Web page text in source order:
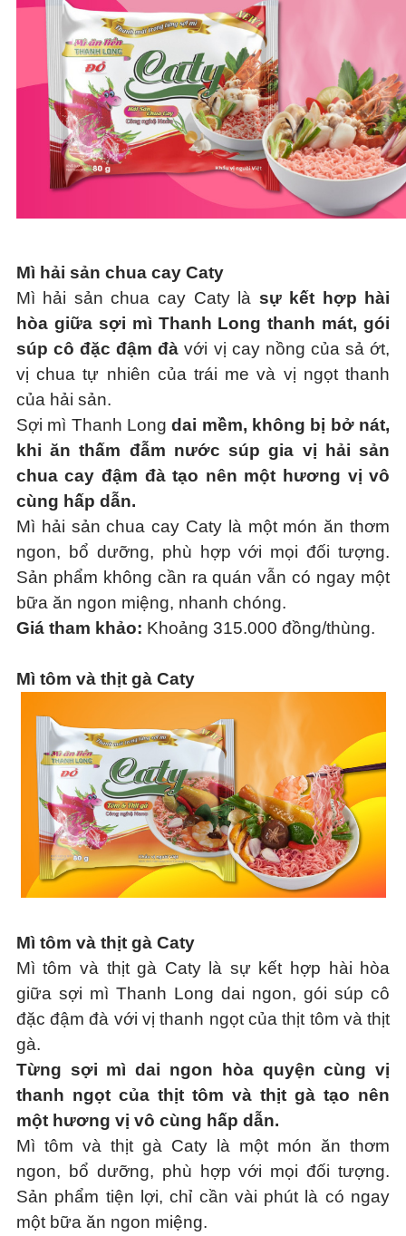
Mì hải sản chua cay Caty
Mì hải sản chua cay Caty là sự kết hợp hài
hòa giữa sợi mì Thanh Long thanh mát, gói
súp cô đặc đậm đà với vị cay nồng của sả ớt,
vị chua tự nhiên của trái me và vị ngọt thanh
của hải sản.
Sợi mì Thanh Longdai mềm, không bị bở nát,
khi ăn thấm đẫm nước súp gia vị hải sản
chua cay đậm đà tạo nên một hương vị vô
cùng hấp dẫn.
Mì hải sản chua cay Caty là một món ăn thơm
ngon, bổ dưỡng, phù hợp với mọi đối tượng.
Sản phẩm không cần ra quán vẫn có ngay một
bữa ăn ngon miệng, nhanh chóng.
Giá tham khảo: Khoảng 315.000 đồng/thùng.
Mì tôm và thịt gà Caty
Mì tôm và thịt gà Caty
Mì tôm và thịt gà Caty là sự kết hợp hài hòa
giữa sợi mì Thanh Long dai ngon, gói súp cô
đặc đậm đà với vị thanh ngọt của thịt tôm và thịt
gà.
Từng sợi mì dai ngon hòa quyện cùng vị
thanh ngọt của thịt tôm và thịt gà tạo nên
một hương vị vô cùng hấp dẫn.
Mì tôm và thịt gà Caty là một món ăn thơm
ngon, bổ dưỡng, phù hợp với mọi đối tượng.
Sản phẩm tiện lợi, chỉ cần vài phút là có ngay
một bữa ăn ngon miệng.